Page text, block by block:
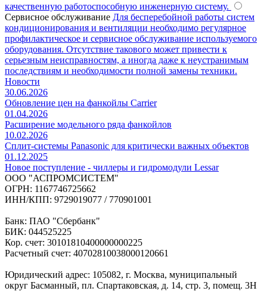
качественную работоспособную инженерную систему.
Сервисное обслуживание Для бесперебойной работы систем
кондиционирования и вентиляции необходимо регулярное
профилактическое и сервисное обслуживание используемого
оборудования. Отсутствие такового может привести к
серьезным неисправностям, а иногда даже к неустранимым
последствиям и необходимости полной замены техники.
Новости
30.06.2026
Обновление цен на фанкойлы Carrier
01.04.2026
Расширение модельного ряда фанкойлов
10.02.2026
Сплит-системы Panasonic для критически важных объектов
01.12.2025
Новое поступление - чиллеры и гидромодули Lessar
ООО "АСПРОМСИСТЕМ"
ОГРН: 1167746725662
ИНН/КПП: 9729019077 / 770901001
Банк: ПАО "Сбербанк"
БИК: 044525225
Кор. счет: 30101810400000000225
Расчетный счет: 40702810038000120661
Юридический адрес: 105082, г. Москва, муниципальный
округ Басманный, пл. Спартаковская, д. 14, стр. 3, помещ. 3Н